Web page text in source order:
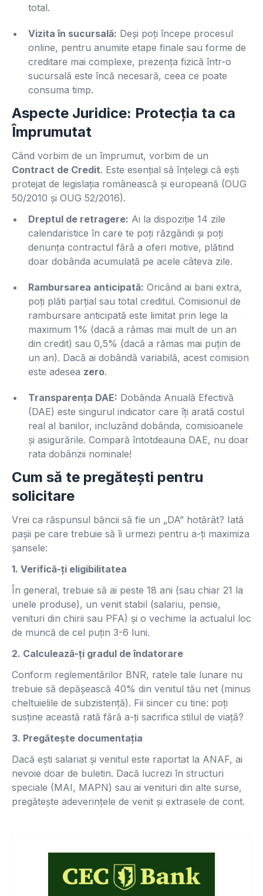
total.
Vizita în sucursală: Deși poți începe procesul
online, pentru anumite etape finale sau forme de
creditare mai complexe, prezența fizică într-o
sucursală este încă necesară, ceea ce poate
consuma timp.
Aspecte Juridice: Protecția ta ca
Împrumutat
Când vorbim de un împrumut, vorbim de un
Contract de Credit. Este esențial să înțelegi că ești
protejat de legislația românească și europeană (OUG
50/2010 și OUG 52/2016).
Dreptul de retragere: Ai la dispoziție 14 zile
calendaristice în care te poți răzgândi și poți
denunța contractul fără a oferi motive, plătind
doar dobânda acumulată pe acele câteva zile.
Rambursarea anticipată: Oricând ai bani extra,
poți plăti parțial sau total creditul. Comisionul de
rambursare anticipată este limitat prin lege la
maximum 1% (dacă a rămas mai mult de un an
din credit) sau 0,5% (dacă a rămas mai puțin de
un an). Dacă ai dobândă variabilă, acest comision
este adesea zero.
Transparența DAE: Dobânda Anuală Efectivă
(DAE) este singurul indicator care îți arată costul
real al banilor, incluzând dobânda, comisioanele
și asigurările. Compară întotdeauna DAE, nu doar
rata dobânzii nominale!
Cum să te pregătești pentru
solicitare
Vrei ca răspunsul băncii să fie un „DA” hotărât? Iată
pașii pe care trebuie să îi urmezi pentru a-ți maximiza
șansele:
1. Verifică-ți eligibilitatea
În general, trebuie să ai peste 18 ani (sau chiar 21 la
unele produse), un venit stabil (salariu, pensie,
venituri din chirii sau PFA) și o vechime la actualul loc
de muncă de cel puțin 3-6 luni.
2. Calculează-ți gradul de îndatorare
Conform reglementărilor BNR, ratele tale lunare nu
trebuie să depășească 40% din venitul tău net (minus
cheltuielile de subzistență). Fii sincer cu tine: poți
susține această rată fără a-ți sacrifica stilul de viață?
3. Pregătește documentația
Dacă ești salariat și venitul este raportat la ANAF, ai
nevoie doar de buletin. Dacă lucrezi în structuri
speciale (MAI, MAPN) sau ai venituri din alte surse,
pregătește adeverințele de venit și extrasele de cont.